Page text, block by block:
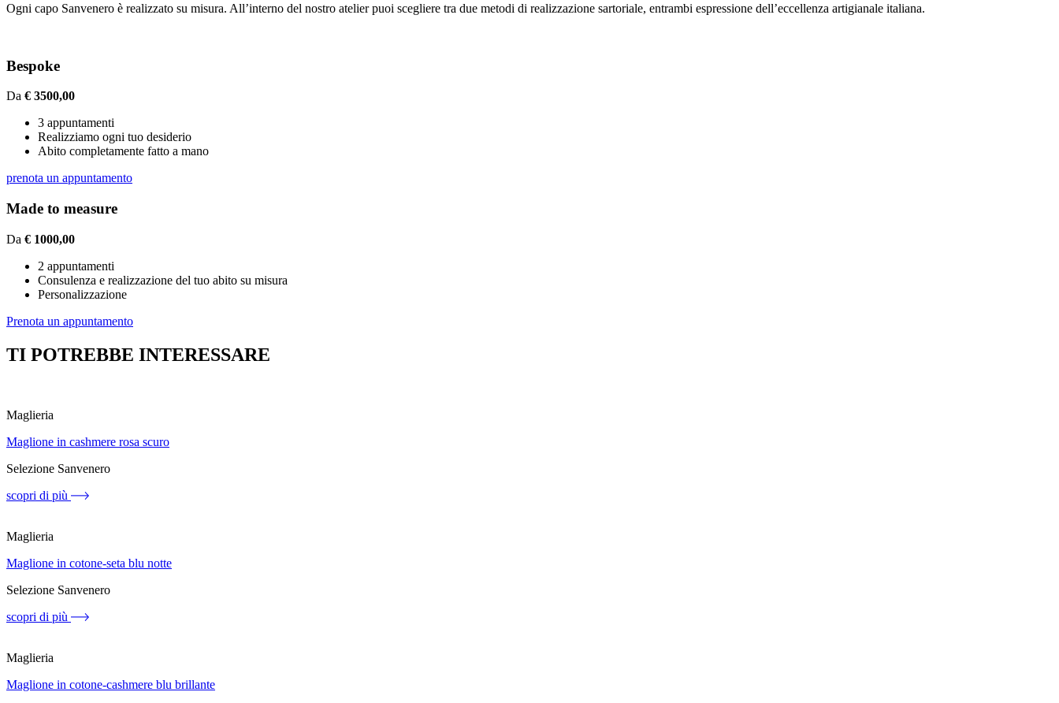
Ogni capo Sanvenero è realizzato su misura. All’interno del nostro atelier puoi scegliere tra due metodi di realizzazione sartoriale, entrambi espressione dell’eccellenza artigianale italiana.
Bespoke
Da € 3500,00
3 appuntamenti
Realizziamo ogni tuo desiderio
Abito completamente fatto a mano
prenota un appuntamento
Made to measure
Da € 1000,00
2 appuntamenti
Consulenza e realizzazione del tuo abito su misura
Personalizzazione
Prenota un appuntamento
TI POTREBBE INTERESSARE
Maglieria
Maglione in cashmere rosa scuro
Selezione Sanvenero
scopri di più
Maglieria
Maglione in cotone-seta blu notte
Selezione Sanvenero
scopri di più
Maglieria
Maglione in cotone-cashmere blu brillante